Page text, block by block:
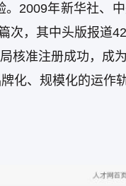
2009年新华社、
次，其中头版报道
核准注册成功，成
化、规模化的运作轨